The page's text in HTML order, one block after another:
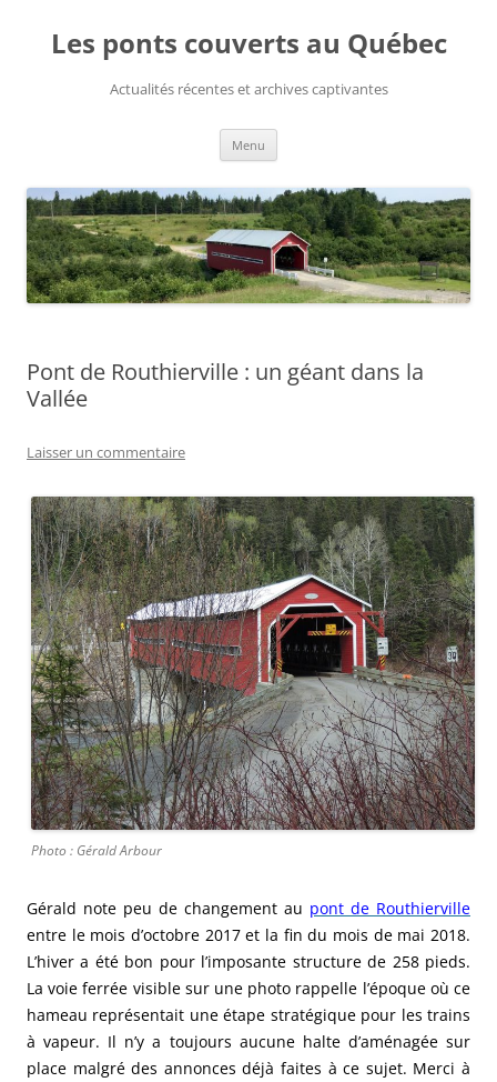
contenu
Les ponts couverts au Québec
Actualités récentes et archives captivantes
Menu
Pont de Routhierville : un géant dans la
Vallée
Laisser un commentaire
Photo : Gérald Arbour
Gérald note peu de changement au pont de Routhierville
entre le mois d’octobre 2017 et la fin du mois de mai 2018.
L’hiver a été bon pour l’imposante structure de 258 pieds.
La voie ferrée visible sur une photo rappelle l’époque où ce
hameau représentait une étape stratégique pour les trains
à vapeur. Il n’y a toujours aucune halte d’aménagée sur
place malgré des annonces déjà faites à ce sujet. Merci à